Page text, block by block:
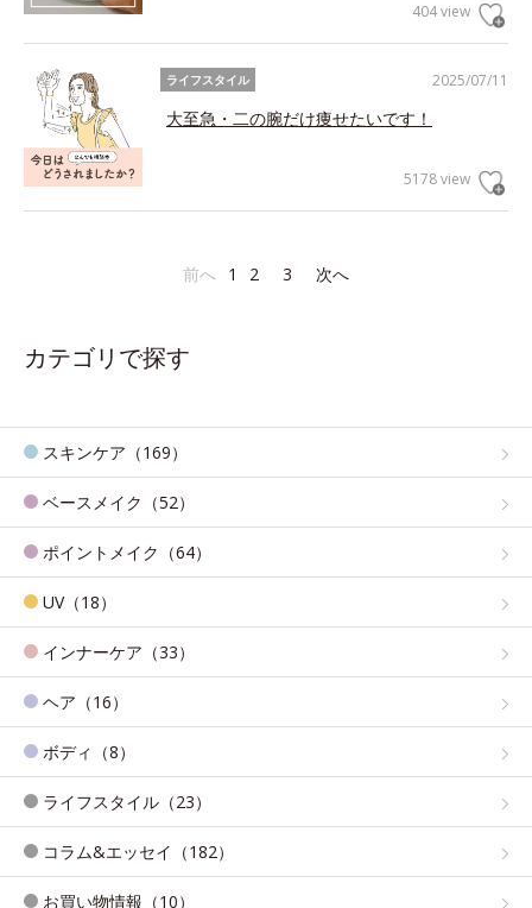
404 view
2025/07/11
ライフスタイル
大至急・二の腕だけ痩せたいです！
5178 view
前へ 1 2 3 次へ
カテゴリで探す
スキンケア（169）
ベースメイク（52）
ポイントメイク（64）
UV（18）
インナーケア（33）
ヘア（16）
ボディ（8）
ライフスタイル（23）
コラム&エッセイ（182）
お買い物情報（10）